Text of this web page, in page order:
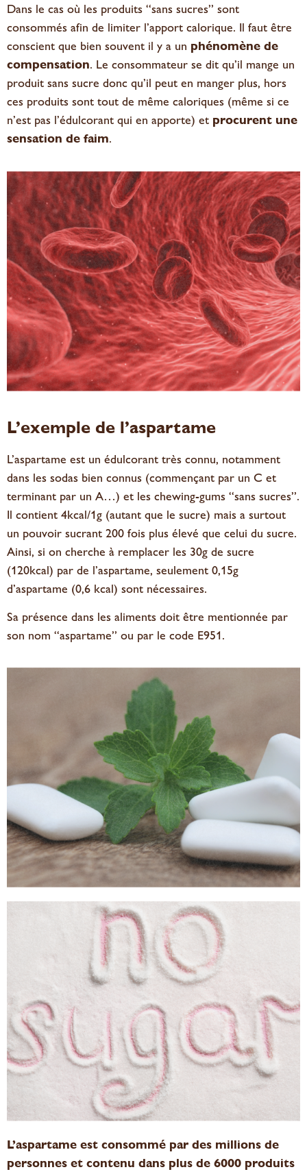
Dans le cas où les produits “sans sucres” sont
consommés afin de limiter l’apport calorique. Il faut être
conscient que bien souvent il y a un phénomène de
compensation. Le consommateur se dit qu’il mange un
produit sans sucre donc qu’il peut en manger plus, hors
ces produits sont tout de même caloriques (même si ce
n’est pas l’édulcorant qui en apporte) et procurent une
sensation de faim.
L’exemple de l’aspartame
L’aspartame est un édulcorant très connu, notamment
dans les sodas bien connus (commençant par un C et
terminant par un A…) et les chewing-gums “sans sucres”.
Il contient 4kcal/1g (autant que le sucre) mais a surtout
un pouvoir sucrant 200 fois plus élevé que celui du sucre.
Ainsi, si on cherche à remplacer les 30g de sucre
(120kcal) par de l’aspartame, seulement 0,15g
d’aspartame (0,6 kcal) sont nécessaires.
Sa présence dans les aliments doit être mentionnée par
son nom “aspartame” ou par le code E951.
L’aspartame est consommé par des millions de
personnes et contenu dans plus de 6000 produits